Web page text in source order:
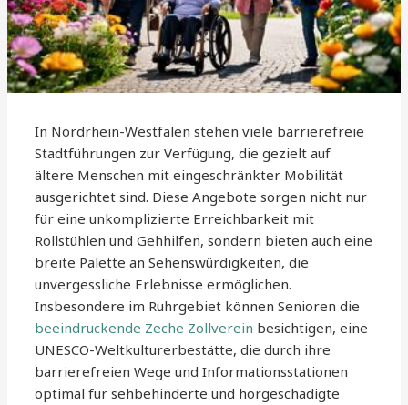
In Nordrhein-Westfalen stehen viele barrierefreie
Stadtführungen zur Verfügung, die gezielt auf
ältere Menschen mit eingeschränkter Mobilität
ausgerichtet sind. Diese Angebote sorgen nicht nur
für eine unkomplizierte Erreichbarkeit mit
Rollstühlen und Gehhilfen, sondern bieten auch eine
breite Palette an Sehenswürdigkeiten, die
unvergessliche Erlebnisse ermöglichen.
Insbesondere im Ruhrgebiet können Senioren die
beeindruckende Zeche Zollverein besichtigen, eine
UNESCO-Weltkulturerbestätte, die durch ihre
barrierefreien Wege und Informationsstationen
optimal für sehbehinderte und hörgeschädigte